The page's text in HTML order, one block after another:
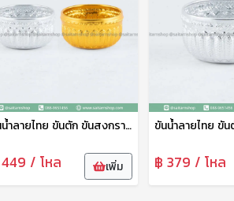
ขันน้ำลายไทย ขันตัก ขันสงกรานต์ ขันสรงน้ำ ขั้นน้ำอลูมิเนียมลายไทย สีทอง 12 ซม. ดอกไม้
/ โหล เพิ่ม ฿ 379 / โหล